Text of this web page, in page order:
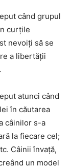
când grupul
curțile
nevoiți să se
a libertății
atunci când
în căutarea
câinilor s-a
la fiecare cel;
Câinii învață,
un model